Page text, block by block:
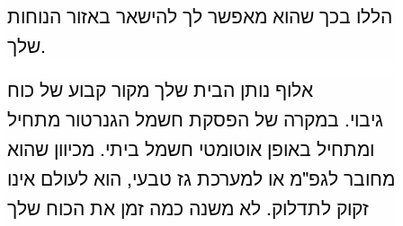
הללו בכך שהוא מאפשר לך להישאר באזור הנוחות
שלך.
אלוף נותן הבית שלך מקור קבוע של כוח
גיבוי. במקרה של הפסקת חשמל הגנרטור מתחיל
ומתחיל באופן אוטומטי חשמל ביתי. מכיוון שהוא
מחובר לגפ"מ או למערכת גז טבעי, הוא לעולם אינו
זקוק לתדלוק. לא משנה כמה זמן את הכוח שלך